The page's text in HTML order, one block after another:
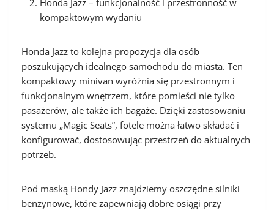
kompaktowym wydaniu
Honda Jazz to kolejna propozycja dla osób
poszukujących idealnego samochodu do miasta. Ten
kompaktowy minivan wyróżnia się przestronnym i
funkcjonalnym wnętrzem, które pomieści nie tylko
pasażerów, ale także ich bagaże. Dzięki zastosowaniu
systemu „Magic Seats”, fotele można łatwo składać i
konfigurować, dostosowując przestrzeń do aktualnych
potrzeb.
Pod maską Hondy Jazz znajdziemy oszczędne silniki
benzynowe, które zapewniają dobre osiągi przy